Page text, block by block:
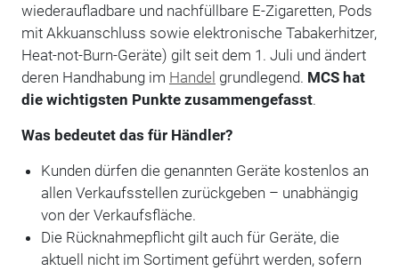
wiederaufladbare und nachfüllbare E-Zigaretten, Pods
mit Akkuanschluss sowie elektronische Tabakerhitzer,
Heat-not-Burn-Geräte) gilt seit dem 1. Juli und ändert
deren Handhabung im Handel grundlegend. MCS hat
die wichtigsten Punkte zusammengefasst.
Was bedeutet das für Händler?
Kunden dürfen die genannten Geräte kostenlos an
allen Verkaufsstellen zurückgeben – unabhängig
von der Verkaufsfläche.
Die Rücknahmepflicht gilt auch für Geräte, die
aktuell nicht im Sortiment geführt werden, sofern